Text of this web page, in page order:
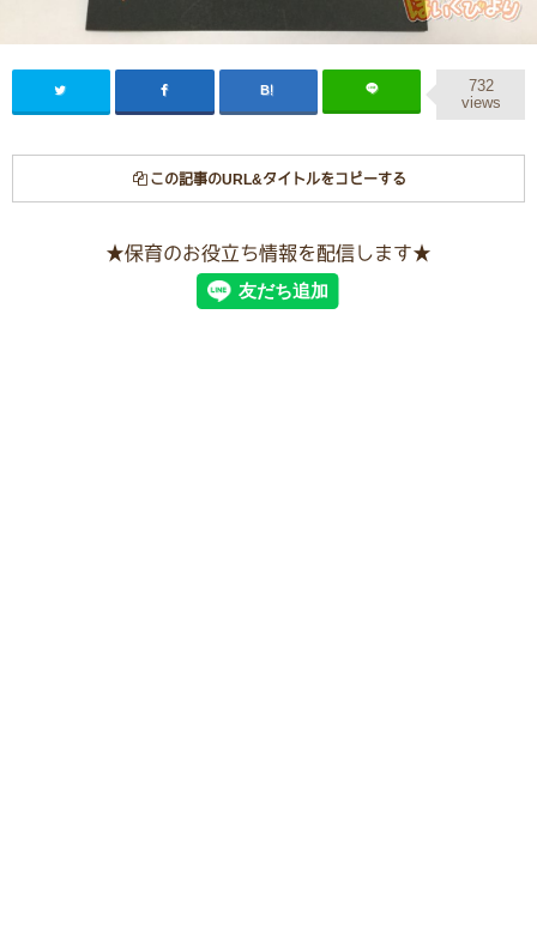
732
views
この記事のURL&タイトルをコピーする
★保育のお役立ち情報を配信します★